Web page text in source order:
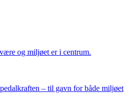
og miljøet er i centrum.
– til gavn for både miljøet